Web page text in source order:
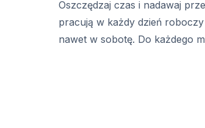
Oszczędzaj czas i nadawaj
pracują w każdy dzień
nawet w sobotę. Do każdego